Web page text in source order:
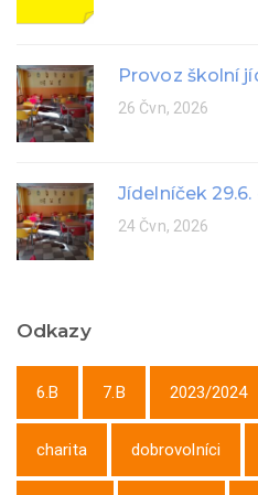
Provoz školní
26 Čvn, 2026
Jídelníček 29.6.
24 Čvn, 2026
Odkazy
6.B 7.B 2023/2024
charita dobrovolníci